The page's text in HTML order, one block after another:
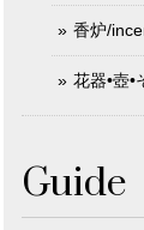
香炉/
花器•壺
Guide